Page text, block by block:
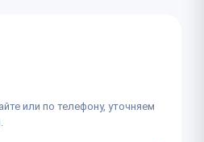
или по телефону, уточняем